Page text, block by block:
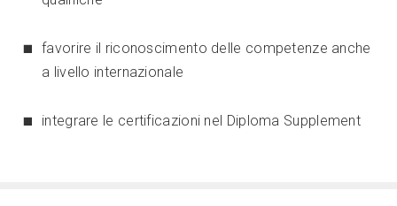
favorire il riconoscimento delle competenze anche
a livello internazionale
integrare le certificazioni nel Diploma Supplement